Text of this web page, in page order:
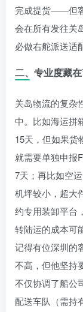
完成提货——但
会在所有发往关
必做右舵派送适
二、专业度藏
关岛物流的复杂
中。比如海运拼
15天，但如果货
就需要单独申报
7天；再比如空
机坪较小，超大
约专用装卸平
转陆运的成本可
记得有位深圳的
不高，但他坚持
不仅协调了船公
配送车队（需持